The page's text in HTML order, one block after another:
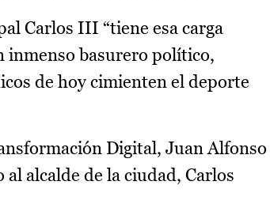
Carlos III “tiene esa carga
inmenso basurero político,
de hoy cimienten el deporte
Digital, Juan Alfonso
alcalde de la ciudad, Carlos